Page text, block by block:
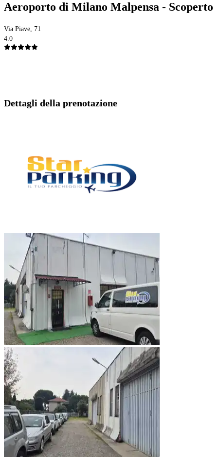
Aeroporto di Milano Malpensa - Scoperto
Via Piave, 71
4.0
Dettagli della prenotazione